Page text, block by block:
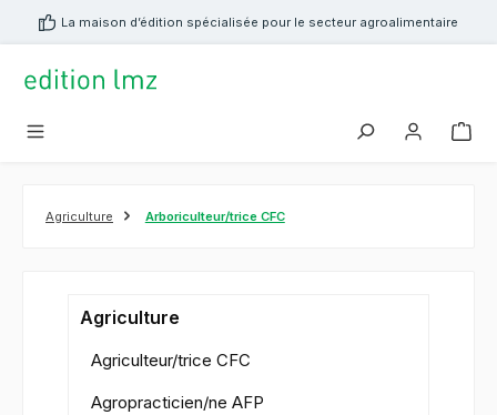
principal
La maison d’édition spécialisée pour le secteur agroalimentaire
Agriculture Arboriculteur/trice CFC
Agriculture
Agriculteur/trice CFC
Agropracticien/ne AFP